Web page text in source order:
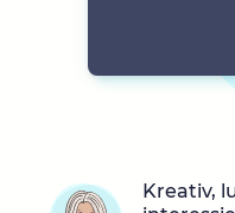
Kreativ,